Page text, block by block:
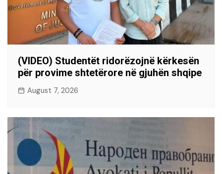
(VIDEO) Studentët ridorëzojnë kërkesën
për provime shtetërore në gjuhën shqipe
August 7, 2026